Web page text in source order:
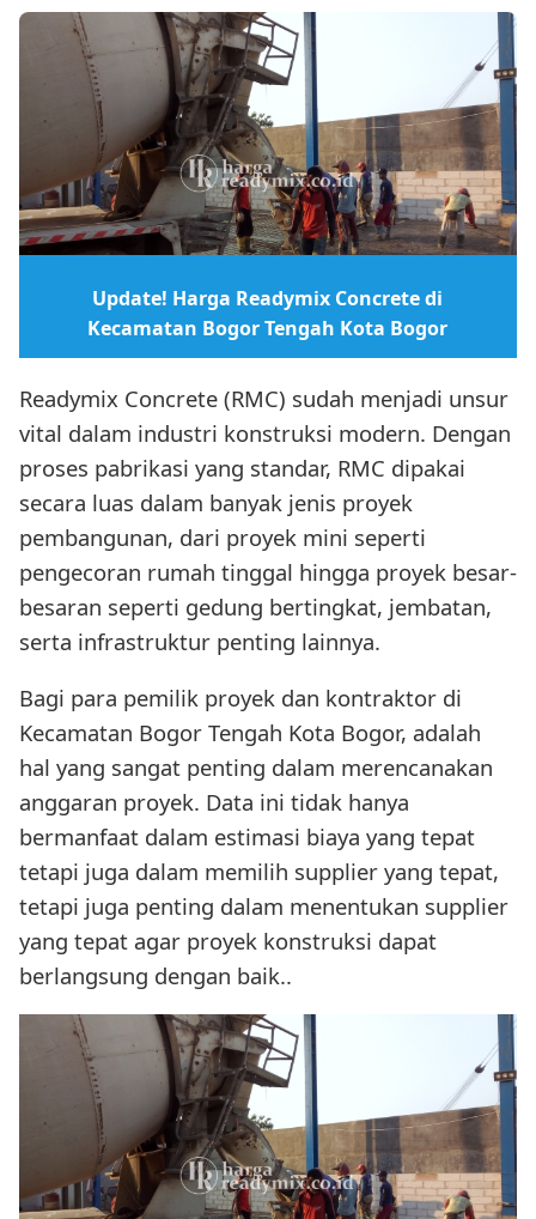
Update! Harga Readymix Concrete di
Kecamatan Bogor Tengah Kota Bogor
Readymix Concrete (RMC) sudah menjadi unsur
vital dalam industri konstruksi modern. Dengan
proses pabrikasi yang standar, RMC dipakai
secara luas dalam banyak jenis proyek
pembangunan, dari proyek mini seperti
pengecoran rumah tinggal hingga proyek besar-
besaran seperti gedung bertingkat, jembatan,
serta infrastruktur penting lainnya.
Bagi para pemilik proyek dan kontraktor di
Kecamatan Bogor Tengah Kota Bogor, adalah
hal yang sangat penting dalam merencanakan
anggaran proyek. Data ini tidak hanya
bermanfaat dalam estimasi biaya yang tepat
tetapi juga dalam memilih supplier yang tepat,
tetapi juga penting dalam menentukan supplier
yang tepat agar proyek konstruksi dapat
berlangsung dengan baik..